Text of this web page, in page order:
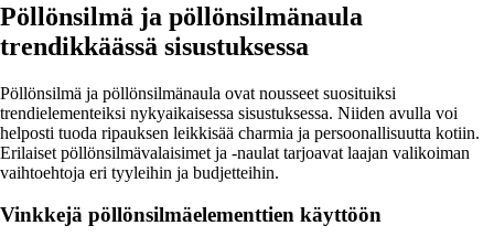
Pöllönsilmä ja pöllönsilmänaula
trendikkäässä sisustuksessa
Pöllönsilmä ja pöllönsilmänaula ovat nousseet suosituiksi
trendielementeiksi nykyaikaisessa sisustuksessa. Niiden avulla voi
helposti tuoda ripauksen leikkisää charmia ja persoonallisuutta kotiin.
Erilaiset pöllönsilmävalaisimet ja -naulat tarjoavat laajan valikoiman
vaihtoehtoja eri tyyleihin ja budjetteihin.
Vinkkejä pöllönsilmäelementtien käyttöön